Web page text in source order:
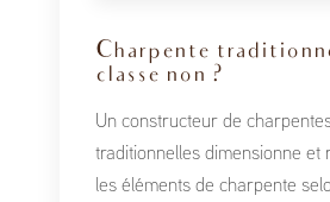
Charpente
classe non ?
Un constructeur de
traditionnelles dimensionne et
les éléments de charpente